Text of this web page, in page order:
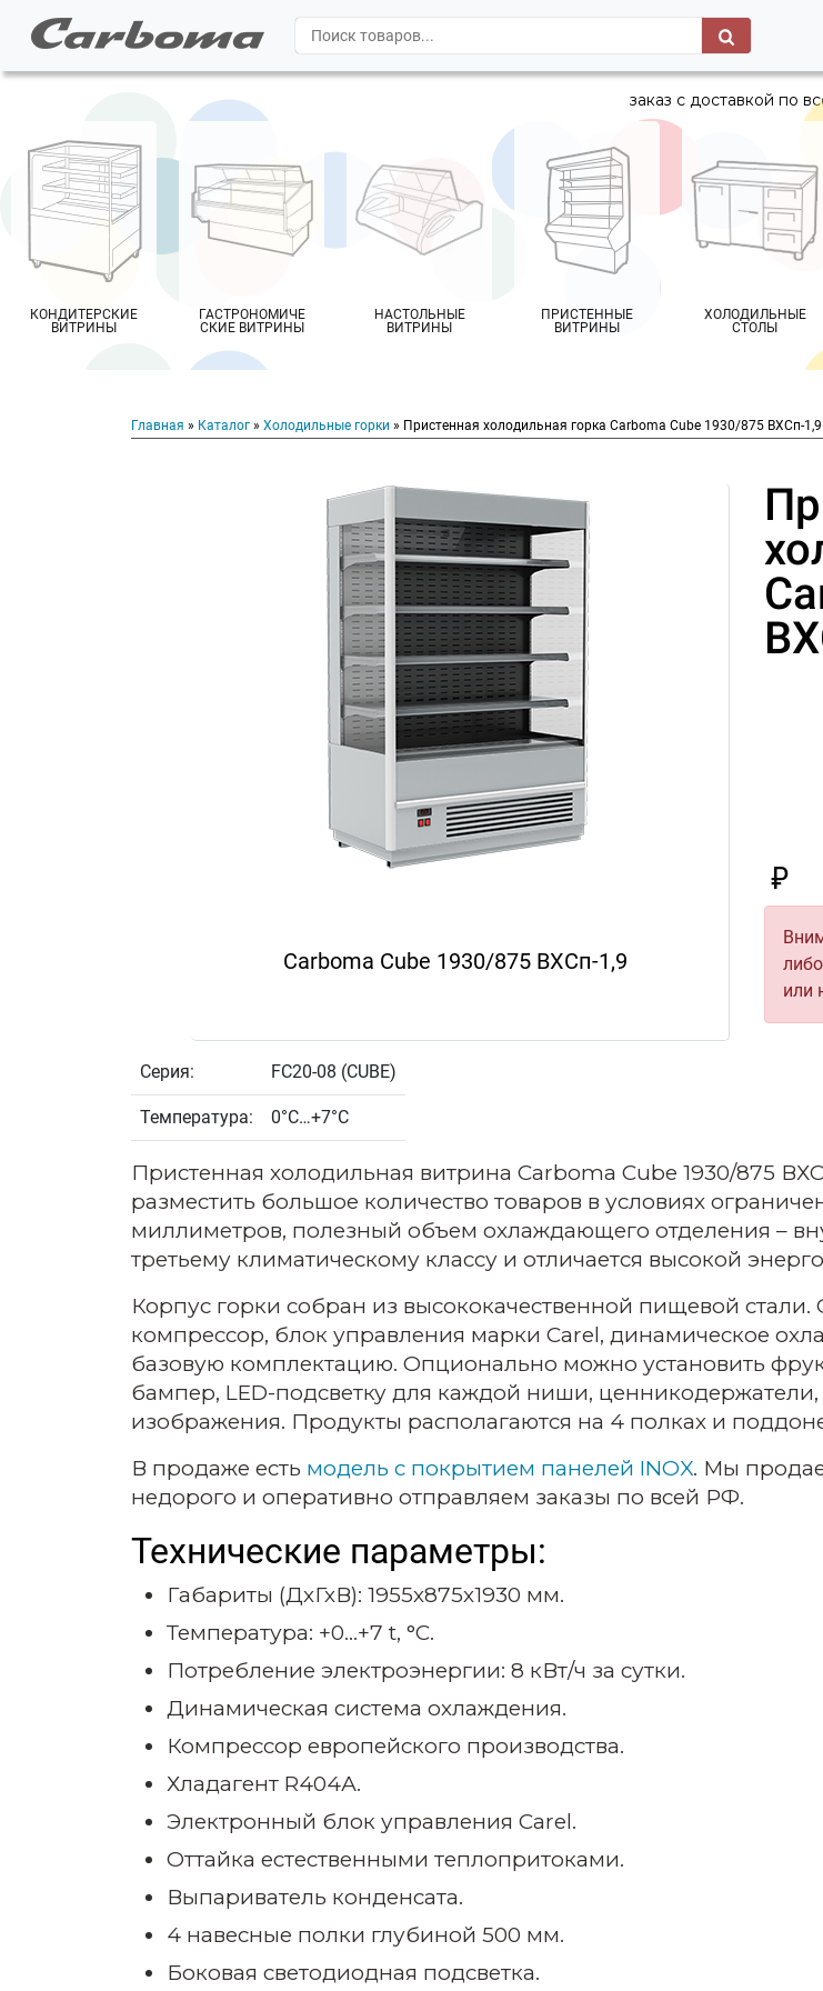
заказ с доставкой по
КОНДИТЕРСКИЕ
ВИТРИНЫ
ГАСТРОНОМИЧЕ
СКИЕ ВИТРИНЫ
НАСТОЛЬНЫЕ
ВИТРИНЫ
ПРИСТЕННЫЕ
ВИТРИНЫ
ХОЛОДИЛЬНЫЕ
СТОЛЫ
Главная » Каталог » Холодильные горки » Пристенная холодильная горка Carboma Cube 1930/875 ВХСп-1,9
Carboma Cube 1930/875 ВХСп-1,9
₽
или
Серия: FC20-08 (CUBE)
Температура: 0°С…+7°С
Пристенная холодильная витрина Carboma Cube 1930/875
разместить большое количество товаров в условиях
миллиметров, полезный объем охлаждающего отделения –
третьему климатическому классу и отличается высокой
Корпус горки собран из высококачественной пищевой
компрессор, блок управления марки Carel, динамическое
базовую комплектацию. Опционально можно установить
бампер, LED-подсветку для каждой ниши,
изображения. Продукты располагаются на 4 полках и
В продаже есть модель с покрытием панелей INOX. Мы
недорого и оперативно отправляем заказы по всей РФ.
Технические параметры:
Габариты (ДхГхВ): 1955х875х1930 мм.
Температура: +0...+7 t, °C.
Потребление электроэнергии: 8 кВт/ч за сутки.
Динамическая система охлаждения.
Компрессор европейского производства.
Хладагент R404А.
Электронный блок управления Carel.
Оттайка естественными теплопритоками.
Выпариватель конденсата.
4 навесные полки глубиной 500 мм.
Боковая светодиодная подсветка.